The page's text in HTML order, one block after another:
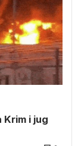
Krim i jug